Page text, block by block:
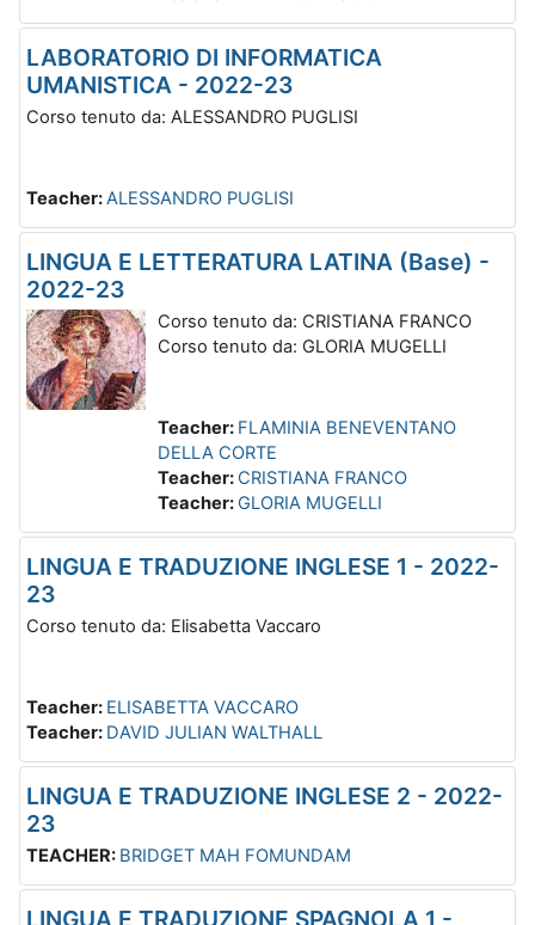
LABORATORIO DI INFORMATICA
UMANISTICA - 2022-23
Corso tenuto da: ALESSANDRO PUGLISI
Teacher:ALESSANDRO PUGLISI
LINGUA E LETTERATURA LATINA (Base) -
2022-23
Corso tenuto da: CRISTIANA FRANCO
Corso tenuto da: GLORIA MUGELLI
Teacher: FLAMINIA BENEVENTANO
DELLA CORTE
Teacher: CRISTIANA FRANCO
Teacher: GLORIA MUGELLI
LINGUA E TRADUZIONE INGLESE 1 - 2022-
23
Corso tenuto da: Elisabetta Vaccaro
Teacher: ELISABETTA VACCARO
Teacher: DAVID JULIAN WALTHALL
LINGUA E TRADUZIONE INGLESE 2 - 2022-
23
TEACHER: BRIDGET MAH FOMUNDAM